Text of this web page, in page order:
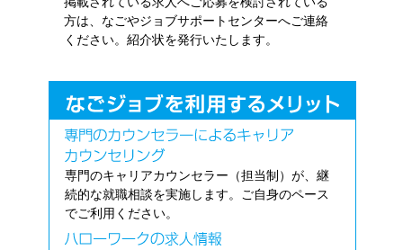
方は、なごやジョブサポートセンターへご連絡
ください。紹介状を発行いたします。
専門のキャリアカウンセラー（担当制）が、継
続的な就職相談を実施します。ご自身のペース
でご利用ください。